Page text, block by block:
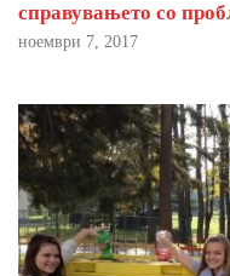
справувањето со
ноември 7, 2017